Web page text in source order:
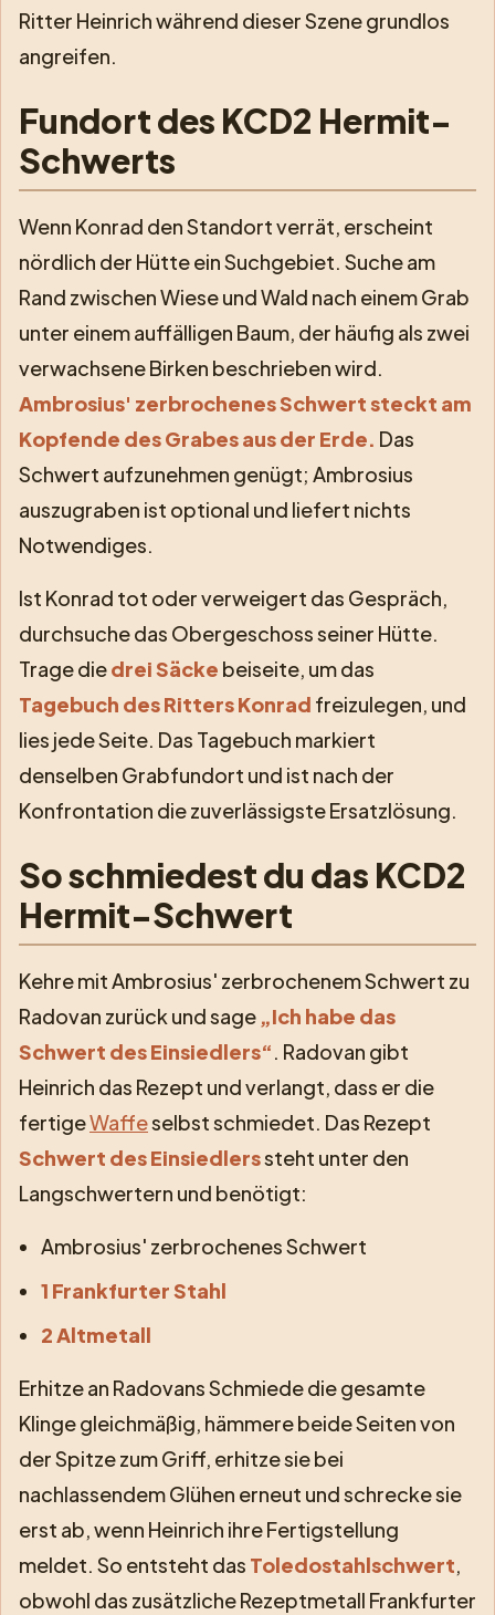
Ritter Heinrich während dieser Szene grundlos
angreifen.
Fundort des KCD2 Hermit-
Schwerts
Wenn Konrad den Standort verrät, erscheint
nördlich der Hütte ein Suchgebiet. Suche am
Rand zwischen Wiese und Wald nach einem Grab
unter einem auffälligen Baum, der häufig als zwei
verwachsene Birken beschrieben wird.
Ambrosius' zerbrochenes Schwert steckt am
Kopfende des Grabes aus der Erde. Das
Schwert aufzunehmen genügt; Ambrosius
auszugraben ist optional und liefert nichts
Notwendiges.
Ist Konrad tot oder verweigert das Gespräch,
durchsuche das Obergeschoss seiner Hütte.
Trage diedrei Säcke beiseite, um das
Tagebuch des Ritters Konrad freizulegen, und
lies jede Seite. Das Tagebuch markiert
denselben Grabfundort und ist nach der
Konfrontation die zuverlässigste Ersatzlösung.
So schmiedest du das KCD2
Hermit-Schwert
Kehre mit Ambrosius' zerbrochenem Schwert zu
Radovan zurück und sage „Ich habe das
Schwert des Einsiedlers“. Radovan gibt
Heinrich das Rezept und verlangt, dass er die
fertigeWaffeselbst schmiedet. Das Rezept
Schwert des Einsiedlerssteht unter den
Langschwertern und benötigt:
Ambrosius' zerbrochenes Schwert
1 Frankfurter Stahl
2 Altmetall
Erhitze an Radovans Schmiede die gesamte
Klinge gleichmäßig, hämmere beide Seiten von
der Spitze zum Griff, erhitze sie bei
nachlassendem Glühen erneut und schrecke sie
erst ab, wenn Heinrich ihre Fertigstellung
meldet. So entsteht das Toledostahlschwert,
obwohl das zusätzliche Rezeptmetall Frankfurter